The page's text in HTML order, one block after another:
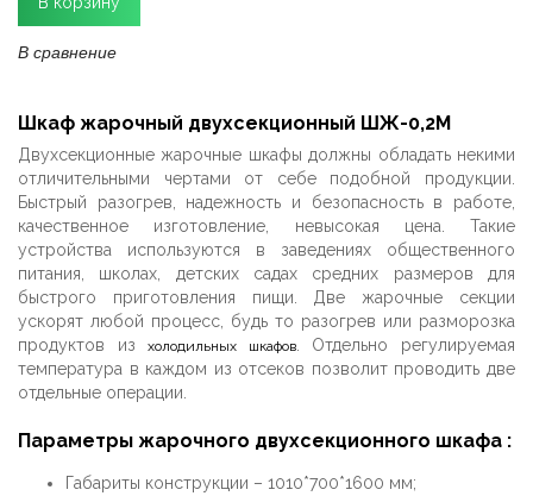
В сравнение
Шкаф жарочный двухсекционный ШЖ-0,2М
Двухсекционные жарочные шкафы должны обладать некими
отличительными чертами от себе подобной продукции.
Быстрый разогрев, надежность и безопасность в работе,
качественное изготовление, невысокая цена. Такие
устройства используются в заведениях общественного
питания, школах, детских садах средних размеров для
быстрого приготовления пищи. Две жарочные секции
ускорят любой процесс, будь то разогрев или разморозка
продуктов изхолодильных шкафов. Отдельно регулируемая
температура в каждом из отсеков позволит проводить две
отдельные операции.
Параметры жарочного двухсекционного шкафа :
Габариты конструкции – 1010*700*1600 мм;